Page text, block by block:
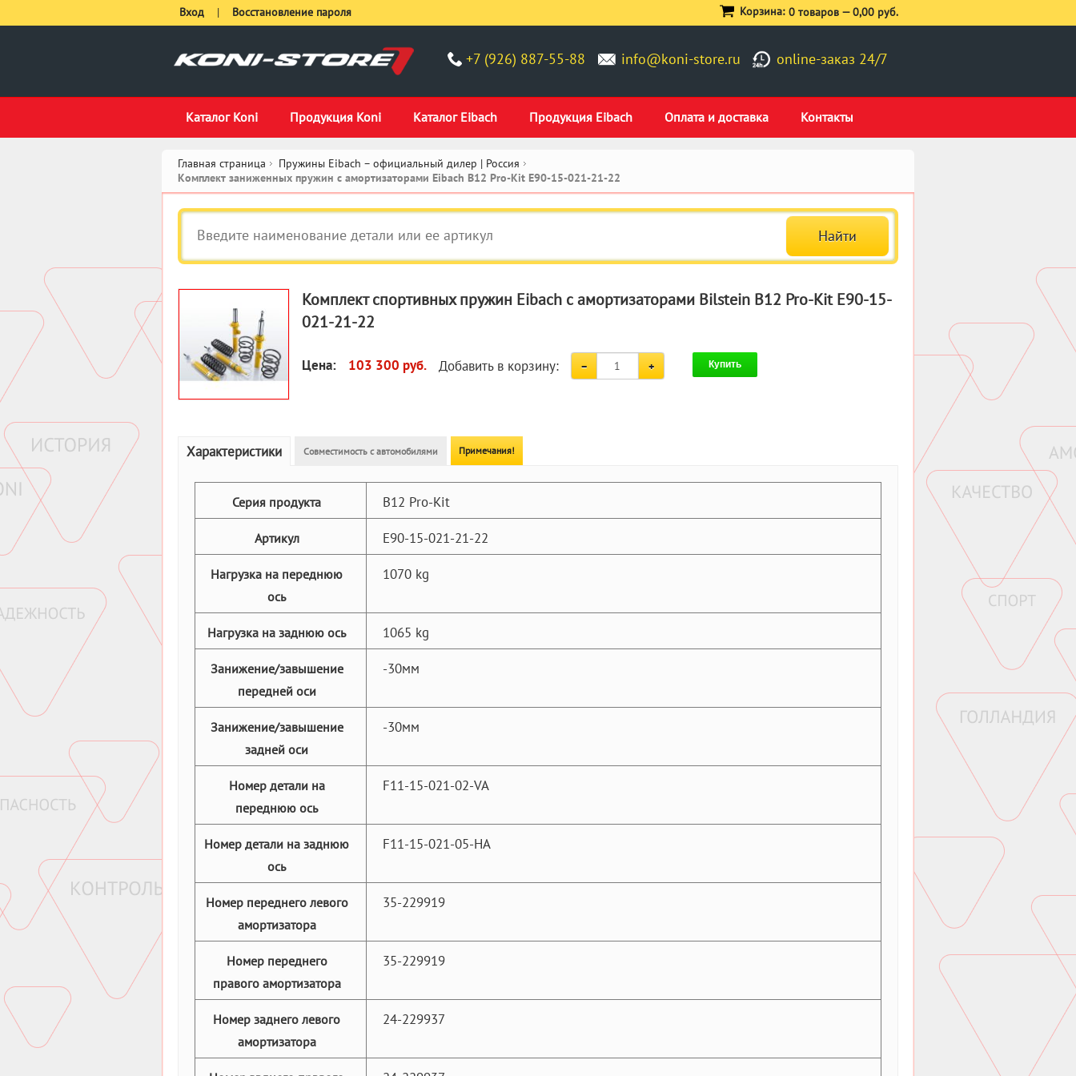
+7 (926) 887-55-88 info@koni-store.ru online-заказ 24/7
Каталог Koni Продукция Koni Каталог Eibach Продукция Eibach Оплата и доставка Контакты
Вход | Восстановление пароля Корзина: 0 товаров —0,00 руб.
Главная страница Пружины Eibach – официальный дилер | Россия
Комплект заниженных пружин с амортизаторами Eibach B12 Pro-Kit E90-15-021-21-22
Комплект спортивных пружин Eibach с амортизаторами Bilstein B12 Pro-Kit E90-15-
021-21-22
Цена: 103 300 руб. Добавить в корзину: Купить
Характеристики Совместимость с автомобилями Примечания!
Серия продукта B12 Pro-Kit
Артикул E90-15-021-21-22
Нагрузка на переднюю
ось
1070 kg
Нагрузка на заднюю ось 1065 kg
Занижение/завышение
передней оси
-30мм
Занижение/завышение
задней оси
-30мм
Номер детали на
переднюю ось
F11-15-021-02-VA
Номер детали на заднюю
ось
F11-15-021-05-HA
Номер переднего левого
амортизатора
35-229919
Номер переднего
правого амортизатора
35-229919
Номер заднего левого
амортизатора
24-229937